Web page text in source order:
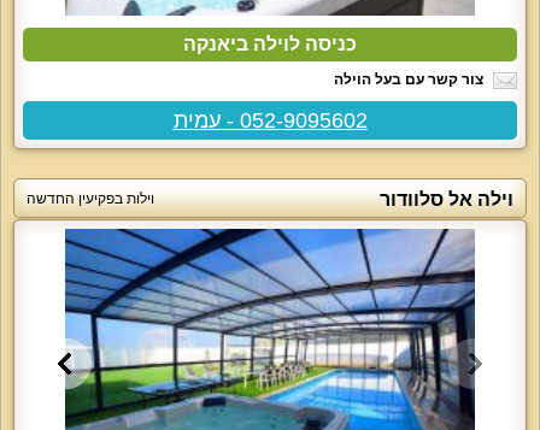
כניסה לוילה ביאנקה
צור קשר עם בעל הוילה
052-9095602 - עמית
וילה אל סלוודור וילות בפקיעין החדשה